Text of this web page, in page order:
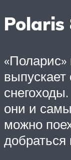
Polaris
«Поларис»
они и
можно